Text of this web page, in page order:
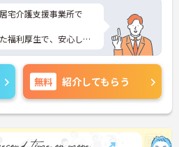
宅介護支援事業所で
福利厚生で、安心して
なめなので、プライベ
終了後の予定も立てや
クセス便利な立地でご
策ポイントなど、さら
でお気軽にご相談くだ
無料 紹介してもらう